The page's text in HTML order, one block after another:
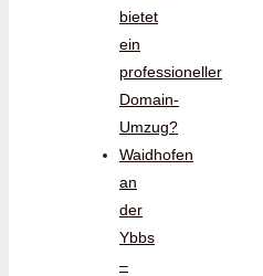
bietet
ein
professioneller
Domain-
Umzug?
Waidhofen
an
der
Ybbs
–